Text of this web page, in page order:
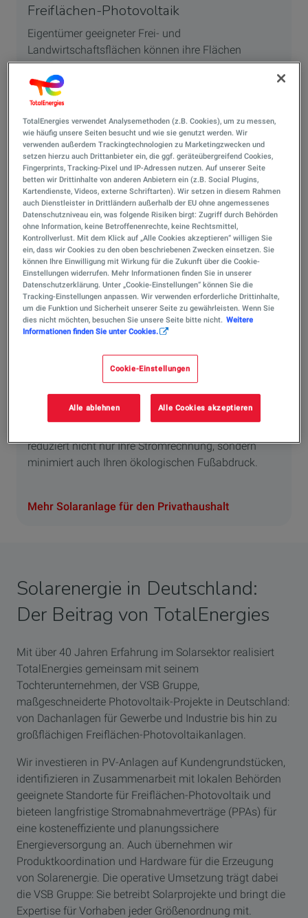
Freiflächen-Photovoltaik
Eigentümer geeigneter Frei- und
Landwirtschaftsflächen können ihre Flächen
langfristig verpachten und so zusätzliche
Einnahmen erzielen. TotalEnergies und VSB
begleiten den gesamten Entwicklungsprozess – von
der Standortanalyse über Genehmigungen bis zum
Betrieb.
Mehr erfahren zu Freiflächen-Photovoltaik
Solaranlage für den Privathaushalt
Die Energieversorgung Ihres Hauses stellt eine
wichtige Entscheidung dar – die Nutzung einer
reduziert nicht nur Ihre Stromrechnung, sondern
minimiert auch Ihren ökologischen Fußabdruck.
Mehr Solaranlage für den Privathaushalt
Solarenergie in Deutschland:
Der Beitrag von TotalEnergies
Mit über 40 Jahren Erfahrung im Solarsektor realisiert
TotalEnergies gemeinsam mit seinem
Tochterunternehmen, der VSB Gruppe,
maßgeschneiderte Photovoltaik-Projekte in Deutschland:
von Dachanlagen für Gewerbe und Industrie bis hin zu
großflächigen Freiflächen-Photovoltaikanlagen.
Wir investieren in PV-Anlagen auf Kundengrundstücken,
identifizieren in Zusammenarbeit mit lokalen Behörden
geeignete Standorte für Freiflächen-Photovoltaik und
bieteen langfristige Stromabnahmeverträge (PPAs) für
eine kosteneffiziente und planungssichere
Energieversorgung an. Auch übernehmen wir
Produktkoordination und Hardware für die Erzeugung
von Solarenergie. Die operative Umsetzung trägt dabei
die VSB Gruppe: Sie betreibt Solarprojekte und bringt die
Expertise für Vorhaben jeder Größenordnung mit.
TotalEnergies verwendet Analysemethoden (z.B. Cookies), um zu messen,
wie häufig unsere Seiten besucht und wie sie genutzt werden. Wir
verwenden außerdem Trackingtechnologien zu Marketingzwecken und
setzen hierzu auch Drittanbieter ein, die ggf. geräteübergreifend Cookies,
Fingerprints, Tracking-Pixel und IP-Adressen nutzen. Auf unserer Seite
betten wir Drittinhalte von anderen Anbietern ein (z.B. Social Plugins,
Kartendienste, Videos, externe Schriftarten). Wir setzen in diesem Rahmen
auch Dienstleister in Drittländern außerhalb der EU ohne angemessenes
Datenschutzniveau ein, was folgende Risiken birgt: Zugriff durch Behörden
ohne Information, keine Betroffenenrechte, keine Rechtsmittel,
Kontrollverlust. Mit dem Klick auf „Alle Cookies akzeptieren“ willigen Sie
ein, dass wir Cookies zu den oben beschriebenen Zwecken einsetzen. Sie
können Ihre Einwilligung mit Wirkung für die Zukunft über die Cookie-
Einstellungen widerrufen. Mehr Informationen finden Sie in unserer
Datenschutzerklärung. Unter „Cookie-Einstellungen“ können Sie die
Tracking-Einstellungen anpassen. Wir verwenden erforderliche Drittinhalte,
um die Funktion und Sicherheit unserer Seite zu gewährleisten. Wenn Sie
dies nicht möchten, besuchen Sie unsere Seite bitte nicht. Weitere
Informationen finden Sie unter Cookies.
Cookie-Einstellungen
Alle ablehnen Alle Cookies akzeptieren